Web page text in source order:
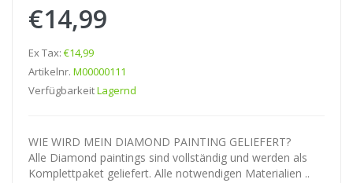
€14,99
Ex Tax: €14,99
Artikelnr. M00000111
VerfügbarkeitLagernd
WIE WIRD MEIN DIAMOND PAINTING GELIEFERT?
Alle Diamond paintings sind vollständig und werden als
Komplettpaket geliefert. Alle notwendigen Materialien ..